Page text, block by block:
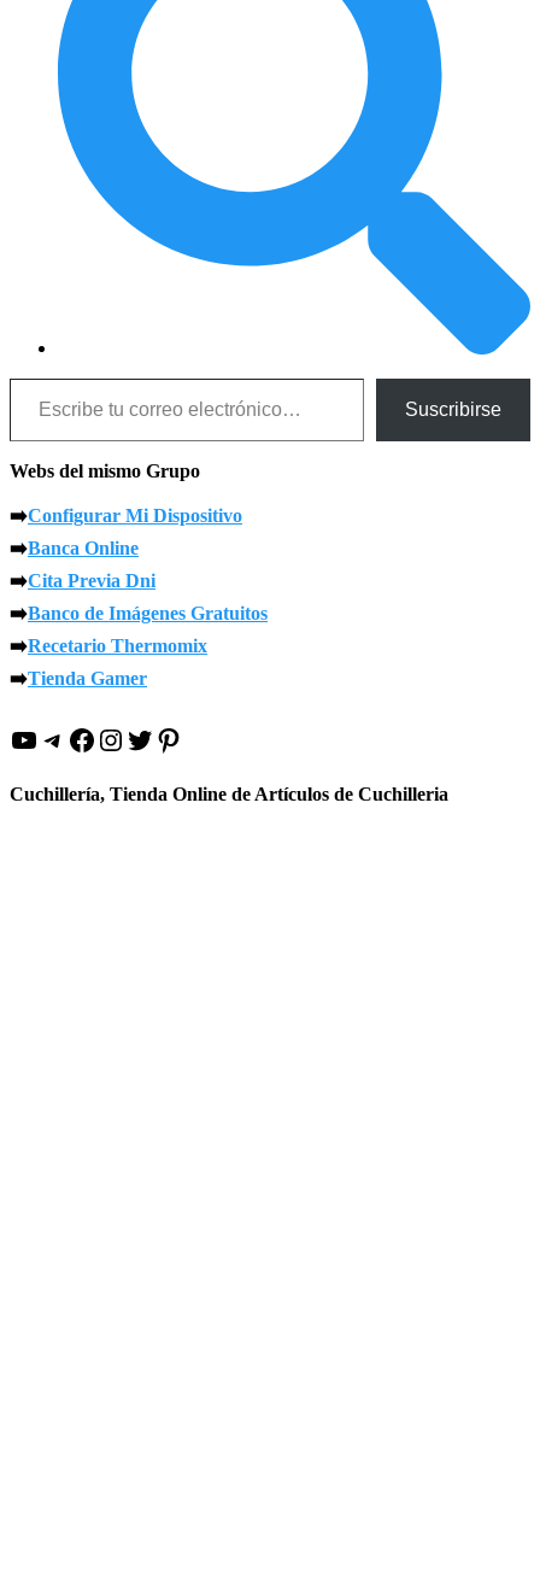
Escribe tu correo electrónico…
Suscribirse
Webs del mismo Grupo
➡️Configurar Mi Dispositivo
➡️Banca Online
➡️Cita Previa Dni
➡️Banco de Imágenes Gratuitos
➡️Recetario Thermomix
➡️Tienda Gamer
YouTube
Telegram
Facebook
Instagram
Twitter
Pinterest
Cuchillería, Tienda Online de Artículos de Cuchilleria